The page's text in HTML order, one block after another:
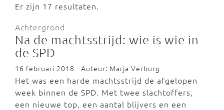
Er zijn 17 resultaten.
Achtergrond
Na de machtsstrijd: wie is wie in
de SPD
16 februari 2018 - Auteur: Marja Verburg
Het was een harde machtsstrijd de afgelopen
week binnen de SPD. Met twee slachtoffers,
een nieuwe top, een aantal blijvers en een